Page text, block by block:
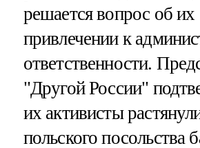
решается вопрос об их
привлечении к
ответственности.
"Другой России"
их активисты
польского посольства